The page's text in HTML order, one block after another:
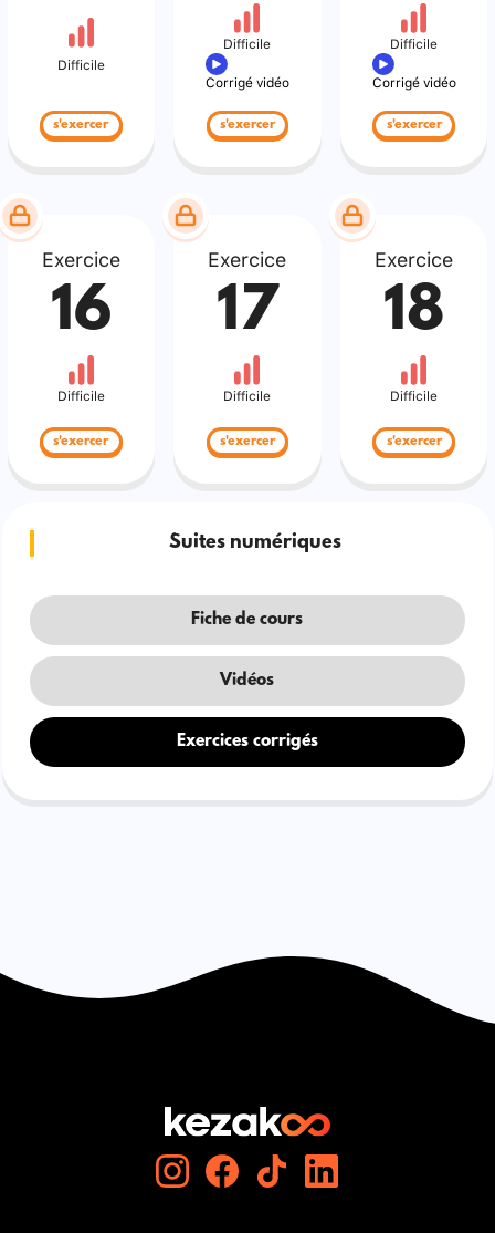
Difficile
s'exercer
Difficile
Corrigé vidéo
s'exercer
Difficile
Corrigé vidéo
s'exercer
Exercice
16
Difficile
s'exercer
Exercice
17
Difficile
s'exercer
Exercice
18
Difficile
s'exercer
Suites numériques
Fiche de cours
Vidéos
Exercices corrigés